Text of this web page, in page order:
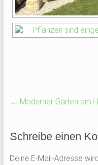
← Moderner Garten am
Schreibe einen
Deine E-Mail-Adresse